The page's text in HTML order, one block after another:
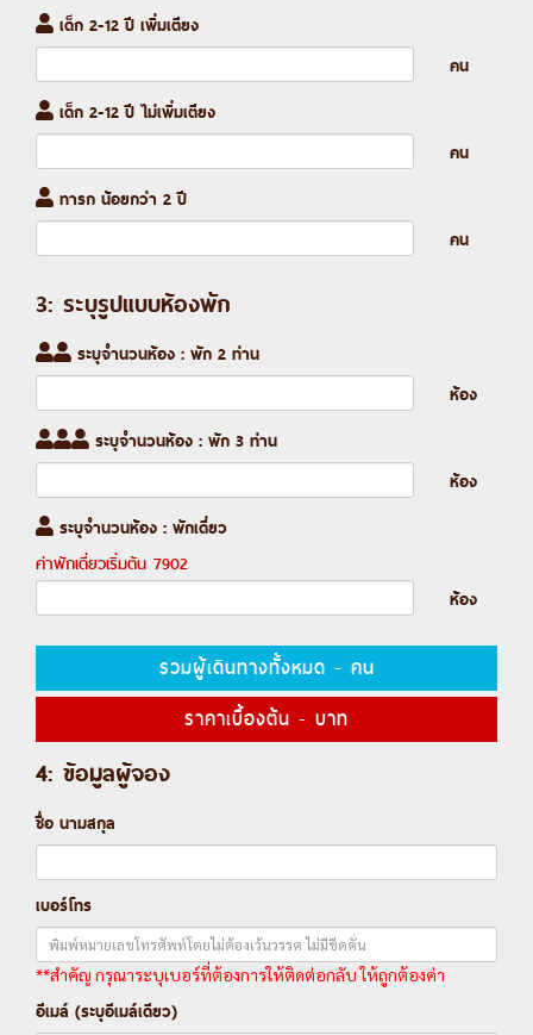
เด็ก 2-12 ปี เพิ่มเตียง
คน
เด็ก 2-12 ปี ไม่เพิ่มเตียง
คน
ทารก น้อยกว่า 2 ปี
คน
3: ระบุรูปแบบห้องพัก
ระบุจำนวนห้อง : พัก 2 ท่าน
ห้อง
ระบุจำนวนห้อง : พัก 3 ท่าน
ห้อง
ระบุจำนวนห้อง : พักเดี่ยว
ค่าพักเดี่ยวเริ่มต้น 7902
ห้อง
รวมผู้เดินทางทั้งหมด - คน
ราคาเบื้องต้น - บาท
4: ข้อมูลผู้จอง
ชื่อ นามสกุล
เบอร์โทร
**สำคัญ กรุณาระบุเบอร์ที่ต้องการให้ติดต่อกลับ ให้ถูกต้องค่า
อีเมล์ (ระบุอีเมล์เดียว)